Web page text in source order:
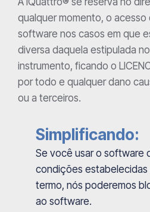
qualquer momento, o acesso
software nos casos em que
diversa daquela estipulada
instrumento, ficando o
por todo e qualquer dano
ou a terceiros.
Simplificando:
Se você usar o software
condições
termo, nós poderemos
ao software.